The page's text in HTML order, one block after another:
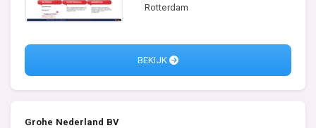
Rotterdam
BEKIJK
Grohe Nederland BV